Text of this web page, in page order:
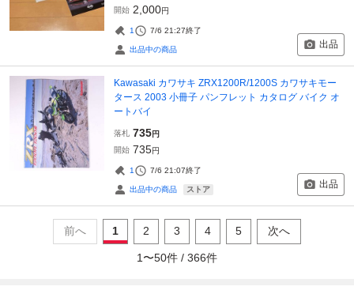
開始 2,000円
1 7/6 21:27終了
出品中の商品 出品
Kawasaki カワサキ ZRX1200R/1200S カワサキモー
タース 2003 小冊子 パンフレット カタログ バイク オ
ートバイ
落札 735円
開始 735円
1 7/6 21:07終了
出品中の商品 ストア 出品
前へ 1 2 3 4 5 次へ
1 〜50件 / 366件